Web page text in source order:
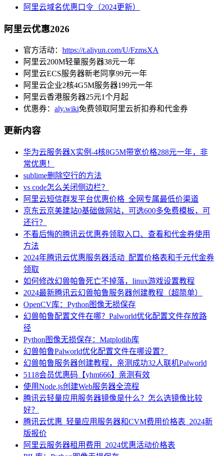
阿里云域名优惠口令（2024更新）
阿里云优惠2026
官方活动： https://t.aliyun.com/U/FzmsXA
阿里云200M轻量服务器38元一年
阿里云ECS服务器新老同享99元一年
阿里云企业2核4G5M服务器199元一年
阿里云香港服务器25元1个月起
优惠券： aly.wiki免费领取阿里云折扣券和代金券
更新内容
华为云服务器X实例-4核8G5M带宽价格288元一年，非
常优惠！
sublime删除空行的方法
vs code怎么关闭侧边栏？
阿里云短信群发平台优惠价格_全网专属最低价渠道
京东云京美建站0基础做网站，可选600多免费模板，可
还行？
不看后悔的腾讯云优惠券领取入口、查看和代金券使用
方法
2024年腾讯云优惠服务器活动_配置价格表和千元代金券
领取
如何修改幻兽帕鲁死亡不掉落，linux游戏设置教程
2024最新腾讯云幻兽帕鲁服务器创建教程（超简单）
OpenCV库：Python图像无损保存
幻兽帕鲁配置文件在哪？Palworld优化配置文件存放路
径
Python图像无损保存：Matplotlib库
幻兽帕鲁Palworld优化配置文件在哪设置？
幻兽帕鲁服务器创建教程，亲测成功32人联机Palworld
5118会员优惠码【yhm666】亲测有效
使用Node.js创建Web服务器全流程
腾讯云轻量应用服务器镜像是什么？怎么选镜像比较
好？
腾讯云优惠_轻量应用服务器和CVM费用价格表_2024新
版报价
阿里云服务器租用费用_2024优惠活动价格表